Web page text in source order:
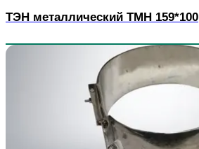
ТЭН металлический TMH 159*100